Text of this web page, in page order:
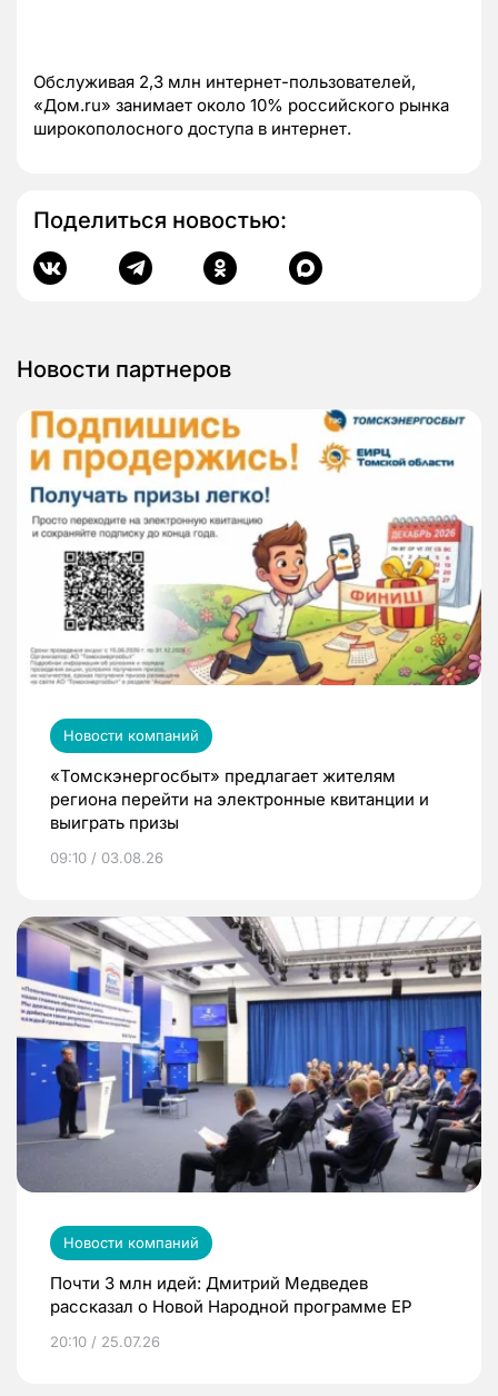
Обслуживая 2,3 млн интернет-пользователей,
«Дом.ru» занимает около 10% российского рынка
широкополосного доступа в интернет.
Поделиться новостью:
Новости партнеров
Новости компаний
«Томскэнергосбыт» предлагает жителям
региона перейти на электронные квитанции и
выиграть призы
09:10 / 03.08.26
Новости компаний
Почти 3 млн идей: Дмитрий Медведев
рассказал о Новой Народной программе ЕР
20:10 / 25.07.26